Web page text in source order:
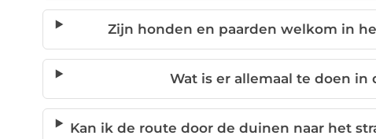
Zijn honden en paarden welkom in
Wat is er allemaal te doen in
Kan ik de route door de duinen naar het